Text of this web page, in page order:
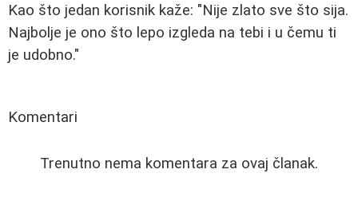
Kao što jedan korisnik kaže: "Nije zlato sve što sija.
Najbolje je ono što lepo izgleda na tebi i u čemu ti
je udobno."
Komentari
Trenutno nema komentara za ovaj članak.